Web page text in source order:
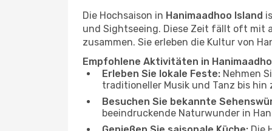
Die Hochsaison in Hanimaadhoo Island
und Sightseeing. Diese Zeit fällt oft mit
zusammen. Sie erleben die Kultur von
Empfohlene Aktivitäten in
Erleben Sie lokale Feste: Nehmen
traditioneller Musik und Tanz bis hin
Besuchen Sie bekannte
beeindruckende Naturwunder in